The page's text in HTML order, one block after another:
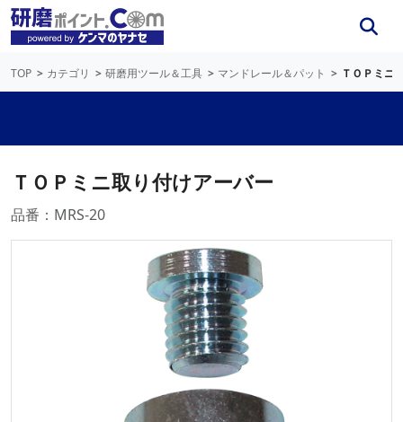
TOP カテゴリ 研磨用ツール＆工具 マンドレール＆パット ＴＯＰミニ
ＴＯＰミニ取り付けアーバー
品番：MRS-20